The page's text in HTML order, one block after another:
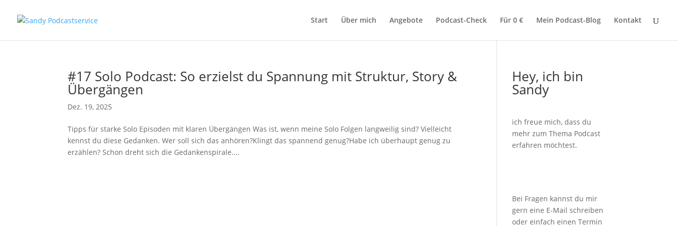
Start Über mich Angebote Podcast-Check Für 0 € Mein Podcast-Blog Kontakt
#17 Solo Podcast: So erzielst du Spannung mit Struktur, Story &
Übergängen
Dez. 19, 2025
Tipps für starke Solo Episoden mit klaren Übergängen Was ist, wenn meine Solo Folgen langweilig sind? Vielleicht
kennst du diese Gedanken. Wer soll sich das anhören?Klingt das spannend genug?Habe ich überhaupt genug zu
erzählen? Schon dreht sich die Gedankenspirale....
Hey, ich bin
Sandy
ich freue mich, dass du
mehr zum Thema Podcast
erfahren möchtest.
Bei Fragen kannst du mir
gern eine E-Mail schreiben
oder einfach einen Termin